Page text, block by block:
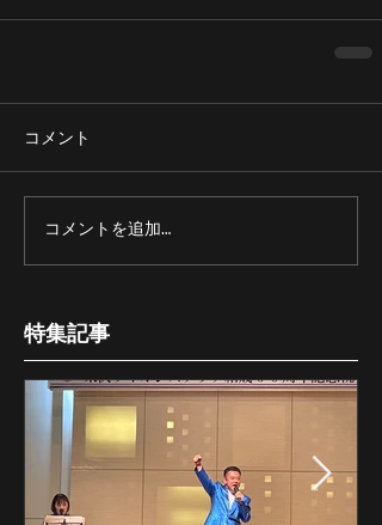
特集記事
コメント
コメントを追加…